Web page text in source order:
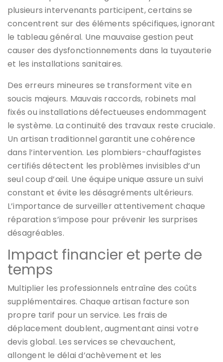
plusieurs intervenants participent, certains se
concentrent sur des éléments spécifiques, ignorant
le tableau général. Une mauvaise gestion peut
causer des dysfonctionnements dans la tuyauterie
et les installations sanitaires.
Des erreurs mineures se transforment vite en
soucis majeurs. Mauvais raccords, robinets mal
fixés ou installations défectueuses endommagent
le système. La continuité des travaux reste cruciale.
Un artisan traditionnel garantit une cohérence
dans l’intervention. Les plombiers-chauffagistes
certifiés détectent les problèmes invisibles d’un
seul coup d’œil. Une équipe unique assure un suivi
constant et évite les désagréments ultérieurs.
L’importance de surveiller attentivement chaque
réparation s’impose pour prévenir les surprises
désagréables.
Impact financier et perte de
temps
Multiplier les professionnels entraîne des coûts
supplémentaires. Chaque artisan facture son
propre tarif pour un service. Les frais de
déplacement doublent, augmentant ainsi votre
devis global. Les services se chevauchent,
allongent le délai d’achèvement et les